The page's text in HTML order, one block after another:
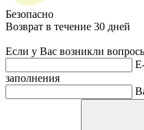
Безопасно
Возврат в течение 30 дней
Если у Вас возникли
заполнения